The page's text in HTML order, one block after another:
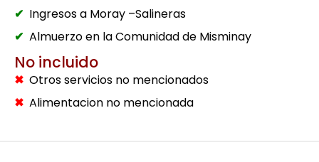
Ingresos a Moray –Salineras
Almuerzo en la Comunidad de Misminay
No incluido
Otros servicios no mencionados
Alimentacion no mencionada